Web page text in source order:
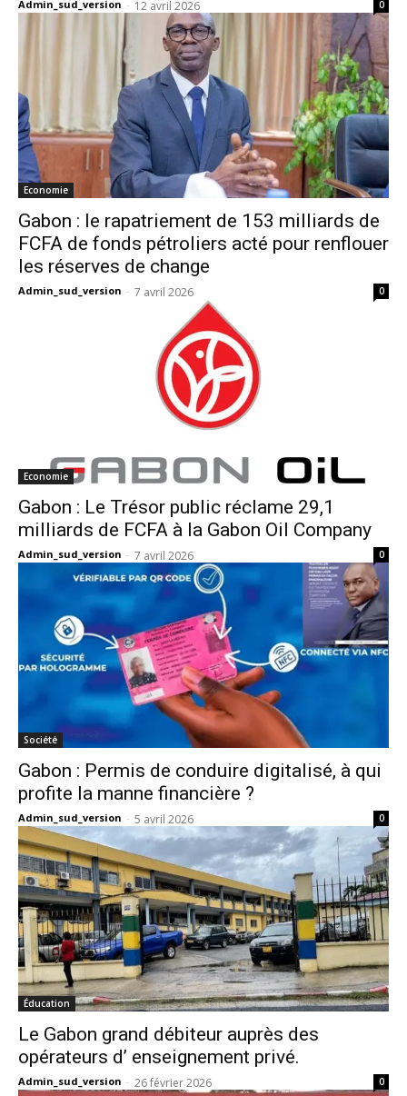
Admin_sud_version - 12 avril 2026 0
Economie
Gabon : le rapatriement de 153 milliards de
FCFA de fonds pétroliers acté pour renflouer
les réserves de change
Admin_sud_version - 7 avril 2026 0
Economie
Gabon : Le Trésor public réclame 29,1
milliards de FCFA à la Gabon Oil Company
Admin_sud_version - 7 avril 2026 0
Société
Gabon : Permis de conduire digitalisé, à qui
profite la manne financière ?
Admin_sud_version - 5 avril 2026 0
Éducation
Le Gabon grand débiteur auprès des
opérateurs d’ enseignement privé.
Admin_sud_version - 26 février 2026 0